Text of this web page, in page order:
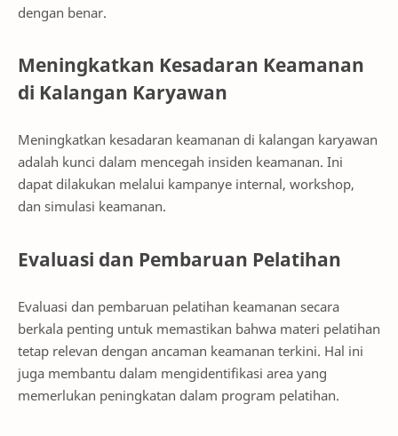
dengan benar.
Meningkatkan Kesadaran Keamanan
di Kalangan Karyawan
Meningkatkan kesadaran keamanan di kalangan karyawan
adalah kunci dalam mencegah insiden keamanan. Ini
dapat dilakukan melalui kampanye internal, workshop,
dan simulasi keamanan.
Evaluasi dan Pembaruan Pelatihan
Evaluasi dan pembaruan pelatihan keamanan secara
berkala penting untuk memastikan bahwa materi pelatihan
tetap relevan dengan ancaman keamanan terkini. Hal ini
juga membantu dalam mengidentifikasi area yang
memerlukan peningkatan dalam program pelatihan.